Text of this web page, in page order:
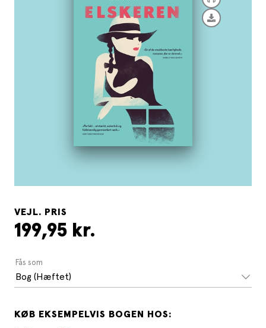
VEJL. PRIS
199,95 kr.
Fås som
Bog (Hæftet)
KØB EKSEMPELVIS BOGEN HOS: